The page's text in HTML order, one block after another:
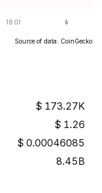
Source of data: CoinGecko
173.27K
1.26
0.00046085
8.45B